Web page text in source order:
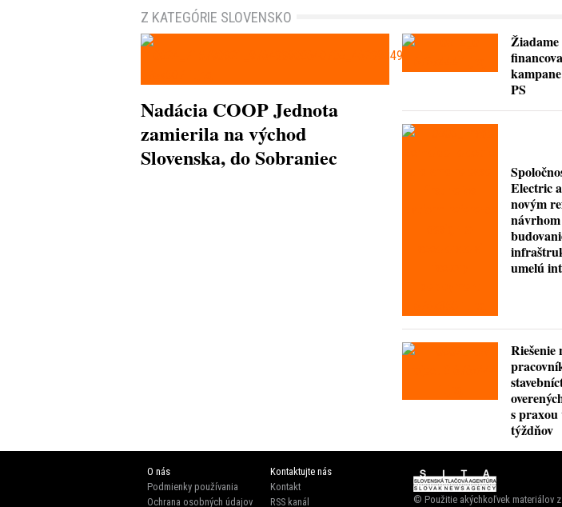
Z KATEGÓRIE SLOVENSKO
Nadácia COOP Jednota
zamierila na východ
Slovenska, do Sobraniec
PS
Electric
novým
umelú
Riešenie
s
týždňov
O nás
Podmienky používania
Ochrana osobných údajov
Kontaktujte nás
Kontakt
RSS kanál
© Použitie akýchkoľvek materiálov